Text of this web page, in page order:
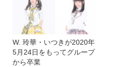
W. 玲華・いつきが2020年
5月24日をもってグループ
から卒業